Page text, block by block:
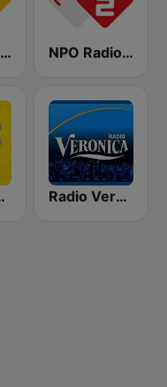
NPO Radio 5 NPO Radio 2
Uur Radio Veronica